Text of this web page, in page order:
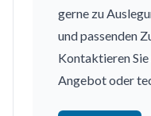
gerne zu
und passenden
Kontaktieren
Angebot oder